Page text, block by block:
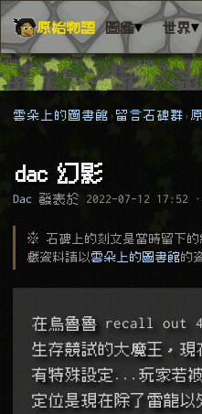
原始物語 圖鑑▾ 世界▾
雲朵上的圖書館 留言石碑群
dac 幻影
Dac 發表於 2022-07-12 17:52 ·
※ 石碑上的刻文是當時留下的
戲資料請以 雲朵上的圖書館的
在烏魯魯 recall out
生存競試的大魔王，現
有特殊設定...玩家若
定位是現在除了雷龍